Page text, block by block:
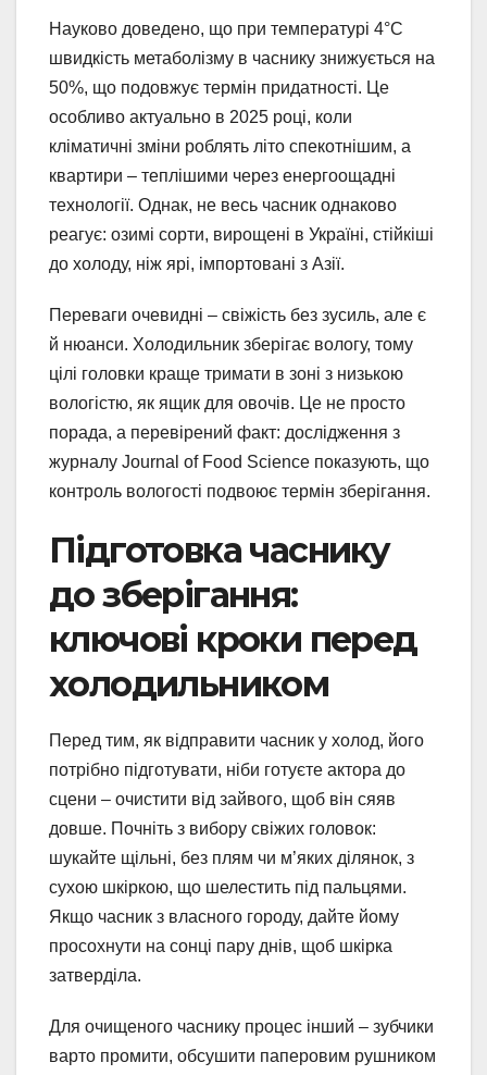
Науково доведено, що при температурі 4°C
швидкість метаболізму в часнику знижується на
50%, що подовжує термін придатності. Це
особливо актуально в 2025 році, коли
кліматичні зміни роблять літо спекотнішим, а
квартири – теплішими через енергоощадні
технології. Однак, не весь часник однаково
реагує: озимі сорти, вирощені в Україні, стійкіші
до холоду, ніж ярі, імпортовані з Азії.
Переваги очевидні – свіжість без зусиль, але є
й нюанси. Холодильник зберігає вологу, тому
цілі головки краще тримати в зоні з низькою
вологістю, як ящик для овочів. Це не просто
порада, а перевірений факт: дослідження з
журналу Journal of Food Science показують, що
контроль вологості подвоює термін зберігання.
Підготовка часнику
до зберігання:
ключові кроки перед
холодильником
Перед тим, як відправити часник у холод, його
потрібно підготувати, ніби готуєте актора до
сцени – очистити від зайвого, щоб він сяяв
довше. Почніть з вибору свіжих головок:
шукайте щільні, без плям чи м’яких ділянок, з
сухою шкіркою, що шелестить під пальцями.
Якщо часник з власного городу, дайте йому
просохнути на сонці пару днів, щоб шкірка
затверділа.
Для очищеного часнику процес інший – зубчики
варто промити, обсушити паперовим рушником